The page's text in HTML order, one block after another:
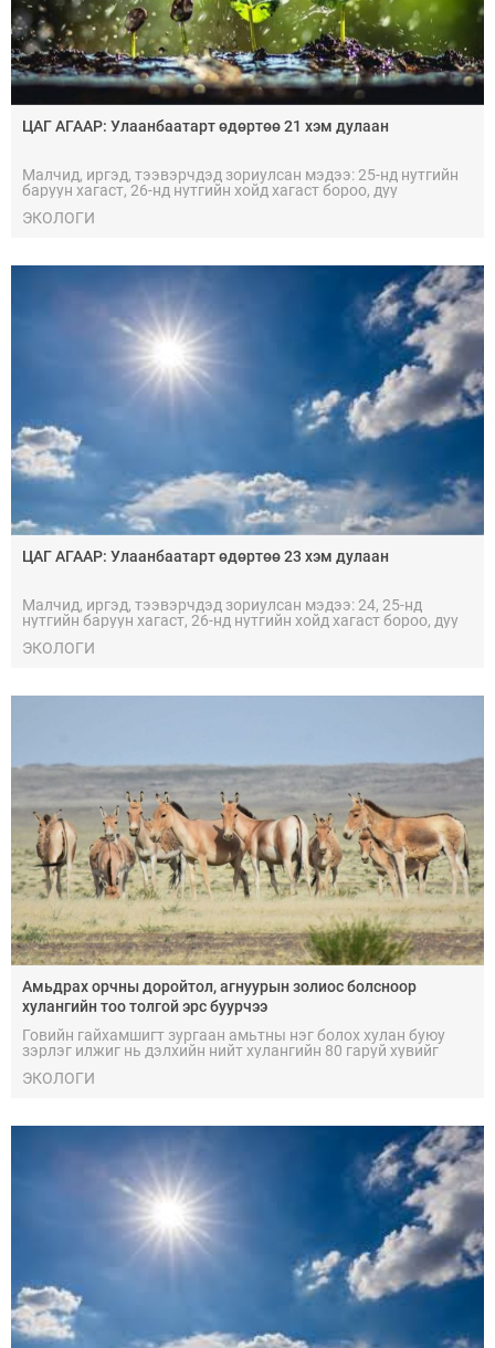
ЦАГ АГААР: Улаанбаатарт өдөртөө 21 хэм дулаан
Малчид, иргэд, тээвэрчдэд зориулсан мэдээ: 25-нд нутгийн
баруун хагаст, 26-нд нутгийн хойд хагаст бороо, дуу
ЭКОЛОГИ
ЦАГ АГААР: Улаанбаатарт өдөртөө 23 хэм дулаан
Малчид, иргэд, тээвэрчдэд зориулсан мэдээ: 24, 25-нд
нутгийн баруун хагаст, 26-нд нутгийн хойд хагаст бороо, дуу
ЭКОЛОГИ
Амьдрах орчны доройтол, агнуурын золиос болсноор
хулангийн тоо толгой эрс буурчээ
Говийн гайхамшигт зургаан амьтны нэг болох хулан буюу
зэрлэг илжиг нь дэлхийн нийт хулангийн 80 гаруй хувийг
ЭКОЛОГИ